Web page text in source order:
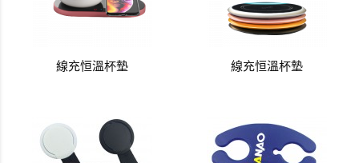
線充恒溫杯墊 線充恒溫杯墊